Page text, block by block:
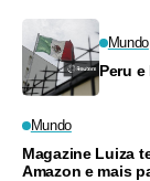
Mundo
Peru
Mundo
Magazine Luiza
Amazon e mais